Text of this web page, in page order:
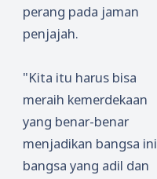
perang pada jaman
penjajah.
"Kita itu harus bisa
meraih kemerdekaan
yang benar-benar
menjadikan bangsa ini
bangsa yang adil dan